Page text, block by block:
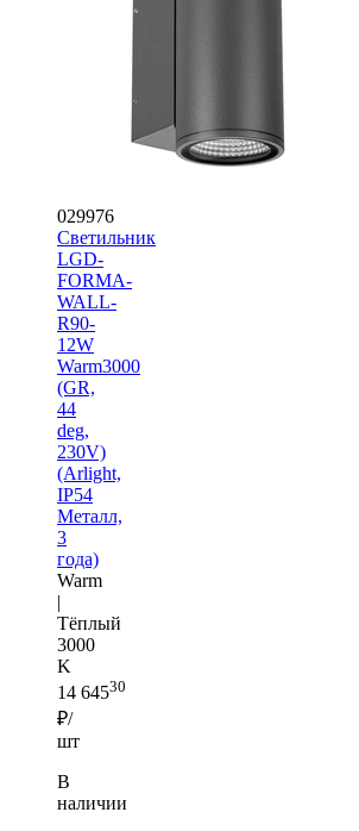
029976
Светильник
LGD-
FORMA-
WALL-
R90-
12W
Warm3000
(GR,
44
deg,
230V)
(Arlight,
IP54
Металл,
3
года)
Warm
|
Тёплый
3000
K
14 64530
₽/
шт
В
наличии